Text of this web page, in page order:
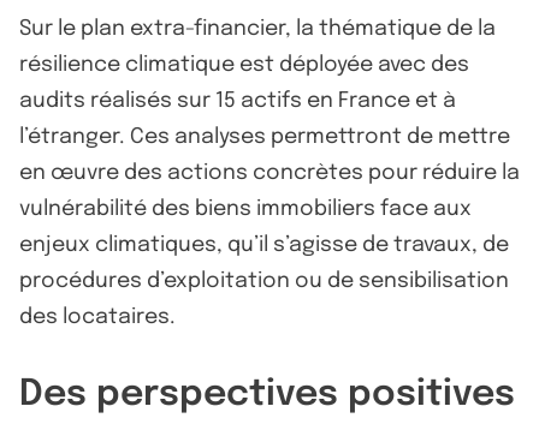
Sur le plan extra-financier, la thématique de la
résilience climatique est déployée avec des
audits réalisés sur 15 actifs en France et à
l’étranger. Ces analyses permettront de mettre
en œuvre des actions concrètes pour réduire la
vulnérabilité des biens immobiliers face aux
enjeux climatiques, qu’il s’agisse de travaux, de
procédures d’exploitation ou de sensibilisation
des locataires.
Des perspectives positives